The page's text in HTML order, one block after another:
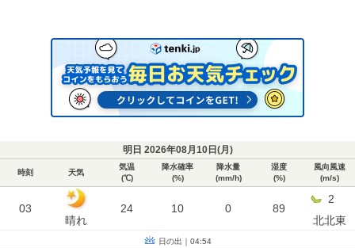
明日 2026年08月10日(月 )
時刻 天気
気温
(℃)
降水確率
(%)
降水量
(mm/h)
湿度
(%)
風向風速
(m/s)
03
晴れ
24 10 0 89
2
北北東
日の出｜04:54